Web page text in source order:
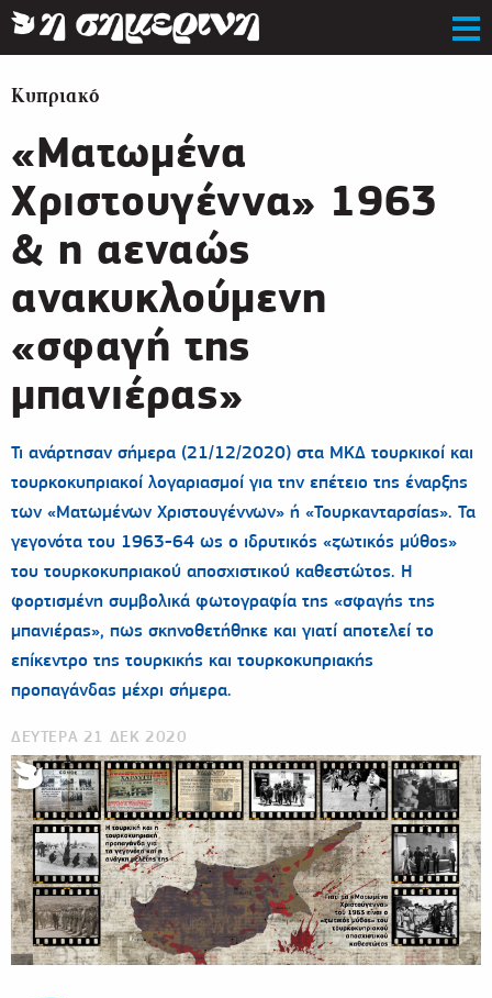
Κυπριακό
«Ματωμένα
Χριστουγέννα» 1963
& η αεναώς
ανακυκλούμενη
«σφαγή της
μπανιέρας»
Τι ανάρτησαν σήμερα (21/12/2020) στα ΜΚΔ τουρκικοί και
τουρκοκυπριακοί λογαριασμοί για την επέτειο της έναρξης
των «Ματωμένων Χριστουγέννων» ή «Τουρκανταρσίας». Τα
γεγονότα του 1963-64 ως ο ιδρυτικός «ζωτικός μύθος»
του τουρκοκυπριακού αποσχιστικού καθεστώτος. Η
φορτισμένη συμβολικά φωτογραφία της «σφαγής της
μπανιέρας», πως σκηνοθετήθηκε και γιατί αποτελεί το
επίκεντρο της τουρκικής και τουρκοκυπριακής
προπαγάνδας μέχρι σήμερα.
ΔΕΥΤΕΡΑ 21 ΔΕΚ 2020